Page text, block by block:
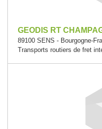
GEODIS RT
89100 SENS - Bourgogne-
Transports routiers de fret